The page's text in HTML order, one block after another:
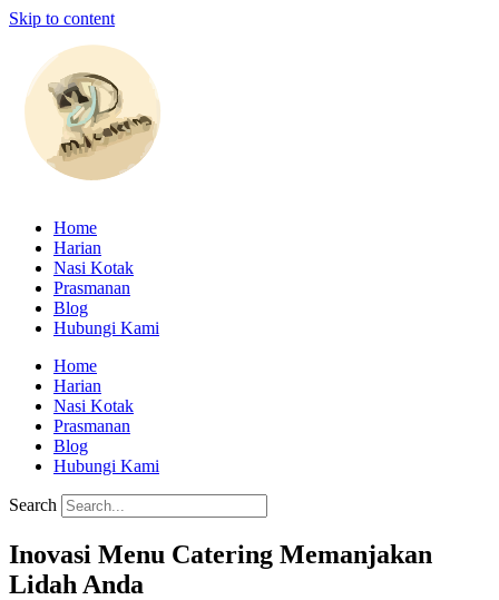
Skip to content
Home
Harian
Nasi Kotak
Prasmanan
Blog
Hubungi Kami
Home
Harian
Nasi Kotak
Prasmanan
Blog
Hubungi Kami
Search
Inovasi Menu Catering Memanjakan
Lidah Anda